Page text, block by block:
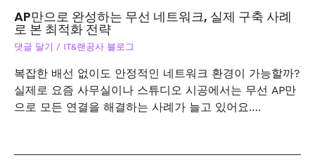
AP만으로 완성하는 무선 네트워크, 실제 구축 사례
로 본 최적화 전략
댓글 달기 / IT&랜공사 블로그
복잡한 배선 없이도 안정적인 네트워크 환경이 가능할까?
실제로 요즘 사무실이나 스튜디오 시공에서는 무선 AP만
으로 모든 연결을 해결하는 사례가 늘고 있어요.…